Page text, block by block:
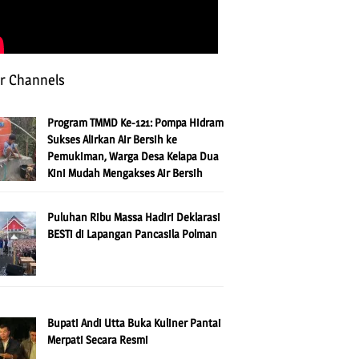
Channels
Program TMMD Ke-121: Pompa Hidram
Sukses Alirkan Air Bersih ke
Pemukiman, Warga Desa Kelapa Dua
Kini Mudah Mengakses Air Bersih
Puluhan Ribu Massa Hadiri Deklarasi
BESTi di Lapangan Pancasila Polman
Bupati Andi Utta Buka Kuliner Pantai
Merpati Secara Resmi